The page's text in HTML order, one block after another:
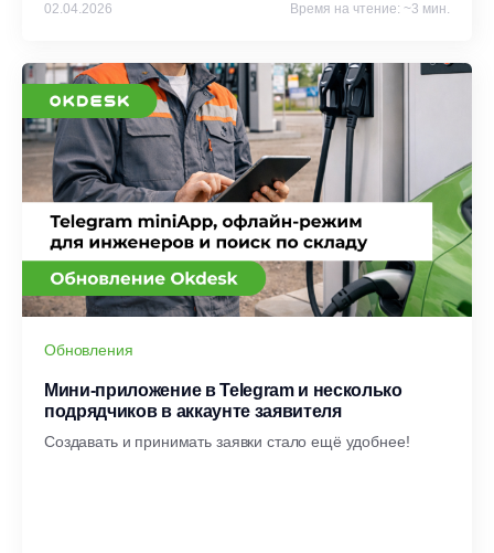
02.04.2026 Время на чтение: ~3 мин.
Обновления
Мини-приложение в Telegram и несколько
подрядчиков в аккаунте заявителя
Создавать и принимать заявки стало ещё удобнее!